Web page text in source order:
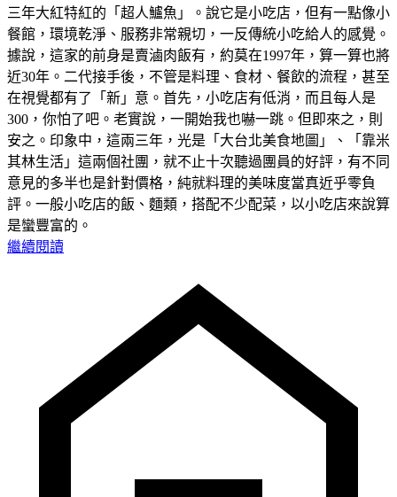
三年大紅特紅的「超人鱸魚」。說它是小吃店，但有一點像小
餐館，環境乾淨、服務非常親切，一反傳統小吃給人的感覺。
據說，這家的前身是賣滷肉飯有，約莫在1997年，算一算也將
近30年。二代接手後，不管是料理、食材、餐飲的流程，甚至
在視覺都有了「新」意。首先，小吃店有低消，而且每人是
300，你怕了吧。老實說，一開始我也嚇一跳。但即來之，則
安之。印象中，這兩三年，光是「大台北美食地圖」、「靠米
其林生活」這兩個社團，就不止十次聽過團員的好評，有不同
意見的多半也是針對價格，純就料理的美味度當真近乎零負
評。一般小吃店的飯、麵類，搭配不少配菜，以小吃店來說算
是蠻豐富的。
繼續閱讀